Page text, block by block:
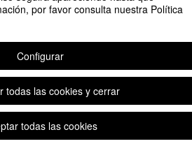
por favor consulta nuestra Política
Configurar
todas las cookies y cerrar
todas las cookies
UCAM HiTech en colaboración con la
Copyright © 2026